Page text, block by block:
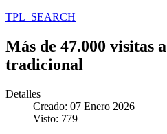
TPL_SEARCH
Más de 47.000 visitas
tradicional
Detalles
Creado: 07 Enero 2026
Visto: 779